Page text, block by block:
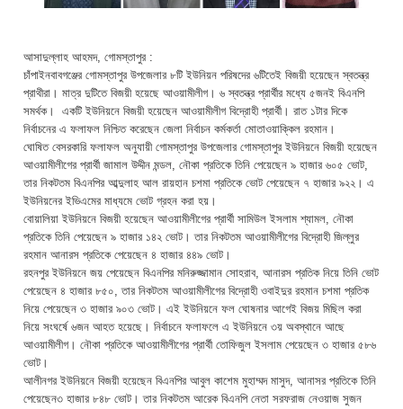
আসাদুল্লাহ আহমদ, গোমস্তাপুর :
চাঁপাইনবাবগঞ্জের গোমস্তাপুর উপজেলার ৮টি ইউনিয়ন পরিষদের ৬টিতেই বিজয়ী হয়েছেন স্বতন্ত্র
প্রাথীরা। মাত্র দুটিতে বিজয়ী হয়েছে আওয়ামীলীগ। ৬ স্বতন্ত্র প্রার্থীর মধ্যে ৫জনই বিএনপি
সমর্থক। একটি ইউনিয়নে বিজয়ী হয়েছেন আওয়ামীলীগ বিদ্রোহী প্রার্থী। রাত ১টার দিকে
নির্বাচনের এ ফলাফল নিশ্চিত করেছেন জেলা নির্বাচন কর্মকর্তা মোতাওয়াক্কিল রহমান।
ঘোষিত বেসরকারি ফলাফল অনুযায়ী গোমস্তাপুর উপজেলার গোমস্তাপুর ইউনিয়নে বিজয়ী হয়েছেন
আওয়ামীলীগের প্রার্থী জামাল উদ্দীন মন্ডল, নৌকা প্রতিকে তিনি পেয়েছেন ৯ হাজার ৬০৫ ভোট,
তার নিকটতম বিএনপির আব্দুলাহ আল রায়হান চশমা প্রতিকে ভোট পেয়েছেন ৭ হাজার ৯২২। এ
ইউনিয়নের ইভিএমের মাধ্যমে ভোট গ্রহন করা হয়।
বোয়ালিয়া ইউনিয়নে বিজয়ী হয়েছেন আওয়ামীলীগের প্রার্থী সামিউল ইসলাম শ্যামল, নৌকা
প্রতিকে তিনি পেয়েছেন ৯ হাজার ১৪২ ভোট। তার নিকটতম আওয়ামীলীগের বিদ্রোহী জিল্লুর
রহমান আনারস প্রতিকে পেয়েছেন ৪ হাজার ৪৪৯ ভোট।
রহনপুর ইউনিয়নে জয় পেয়েছেন বিএনপির মনিরুজ্জামান সোহরাব, আনারস প্রতিক নিয়ে তিনি ভোট
পেয়েছেন ৪ হাজার ৮৫০, তার নিকটতম আওয়ামীলীগের বিদ্রোহী ওবাইদুর রহমান চশমা প্রতিক
নিয়ে পেয়েছেন ৩ হাজার ৯০৩ ভোট। এই ইউনিয়নে ফল ঘোষনার আগেই বিজয় মিছিল করা
নিয়ে সংঘর্ষে ৬জন আহত হয়েছে। নির্বাচনে ফলাফলে এ ইউনিয়নে ৩য় অবস্থানে আছে
আওয়ামীলীগ। নৌকা প্রতিকে আওয়ামীলীগের প্রার্থী তোফিজুল ইসলাম পেয়েছেন ৩ হাজার ৫৮৬
ভোট।
আলীনগর ইউনিয়নে বিজয়ী হয়েছেন বিএনপির আবুল কাশেম মুহাম্মদ মাসুদ, আনাসর প্রতিকে তিনি
পেয়েছেন৩ হাজার ৮৪৮ ভোট। তার নিকটতম আরেক বিএনপি নেতা সরফরাজ নেওয়াজ সুজন